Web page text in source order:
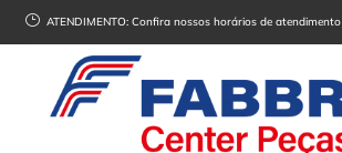
} ATENDIMENTO:Confira nossos horários de atendimento